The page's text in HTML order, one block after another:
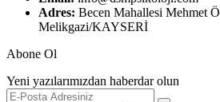
Adres: Becen Mahallesi Mehmet
Melikgazi/KAYSERİ
Abone Ol
Yeni yazılarımızdan haberdar olun